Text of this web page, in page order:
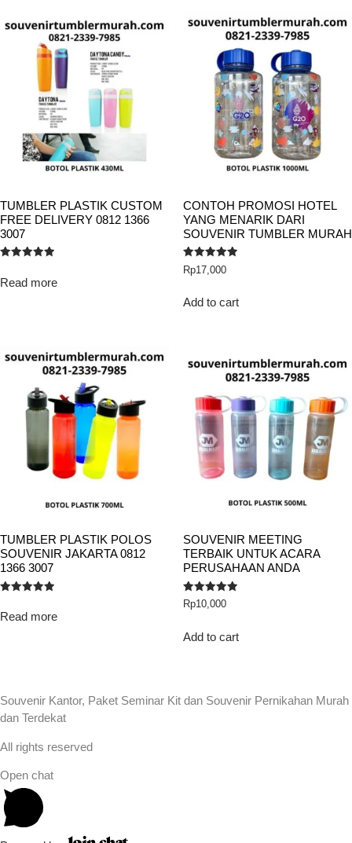
TUMBLER PLASTIK CUSTOM
FREE DELIVERY 0812 1366
3007
out of 5
Read more
CONTOH PROMOSI HOTEL
YANG MENARIK DARI
SOUVENIR TUMBLER MURAH
Rated
5.00
Rp17,000
Add to cart
TUMBLER PLASTIK POLOS
SOUVENIR JAKARTA 0812
1366 3007
5.00
out of 5
Read more
SOUVENIR MEETING
TERBAIK UNTUK ACARA
PERUSAHAAN ANDA
Rated
5.00
Rp10,000
Add to cart
Souvenir Kantor, Paket Seminar Kit dan Souvenir Pernikahan Murah
dan Terdekat
All rights reserved
Open chat